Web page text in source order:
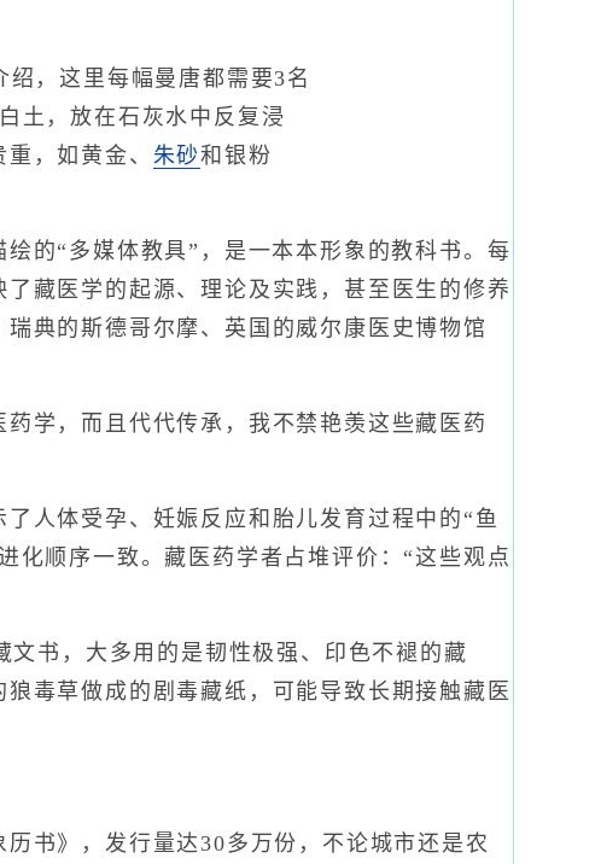
，这里每幅曼唐都需要3名
土，放在石灰水中反复浸
，如黄金、 朱砂和银粉
的“多媒体教具”，是一本本形象的教科书。每
藏医学的起源、理论及实践，甚至医生的修养
典的斯德哥尔摩、英国的威尔康医史博物馆
学，而且代代传承，我不禁艳羡这些藏医药
人体受孕、妊娠反应和胎儿发育过程中的“鱼
化顺序一致。藏医药学者占堆评价：“这些观点
书，大多用的是韧性极强、印色不褪的藏
毒草做成的剧毒藏纸，可能导致长期接触藏医
书》，发行量达30多万份，不论城市还是农